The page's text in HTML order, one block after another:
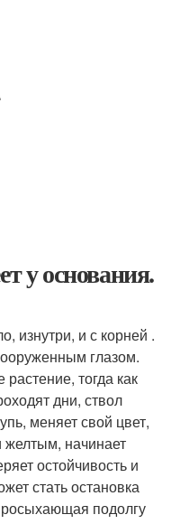
у основания.
изнутри, и с корней .
глазом.
тогда как
дни, ствол
меняет свой цвет,
желтым, начинает
остойчивость и
стать остановка
подолгу